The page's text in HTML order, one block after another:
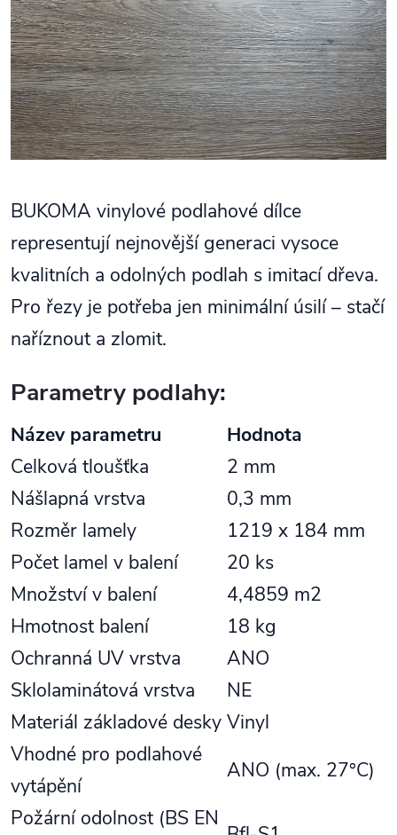
BUKOMA vinylové podlahové dílce
representují nejnovější generaci vysoce
kvalitních a odolných podlah s imitací dřeva.
Pro řezy je potřeba jen minimální úsilí – stačí
naříznout a zlomit.
Parametry podlahy:
Název parametru
Hodnota
Celková tloušťka
2 mm
Nášlapná vrstva
0,3 mm
Rozměr lamely
1219 x 184 mm
Počet lamel v balení
20 ks
Množství v balení
4,4859 m2
Hmotnost balení
18 kg
Ochranná UV vrstva
ANO
Sklolaminátová vrstva
NE
Materiál základové desky Vinyl
Vhodné pro podlahové
vytápění
ANO (max. 27°C)
Požární odolnost (BS EN